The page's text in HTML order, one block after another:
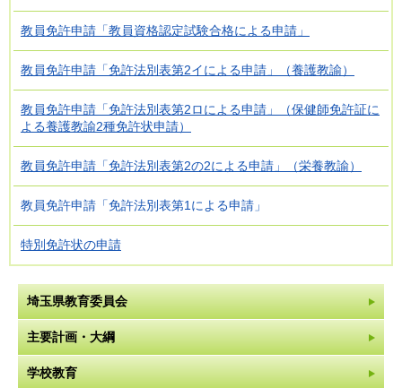
教員免許申請「教員資格認定試験合格による申請」
教員免許申請「免許法別表第2イによる申請」（養護教諭）
教員免許申請「免許法別表第2ロによる申請」（保健師免許証に
よる養護教諭2種免許状申請）
教員免許申請「免許法別表第2の2による申請」（栄養教諭）
教員免許申請「免許法別表第1による申請」
特別免許状の申請
埼玉県教育委員会
主要計画・大綱
学校教育